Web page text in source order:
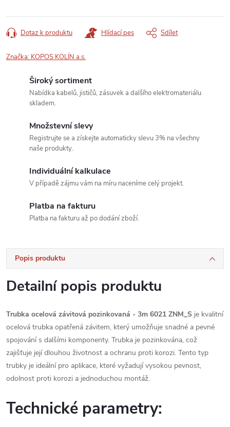
Dotaz k produktu Hlídací pes Sdílet
Značka: KOPOS KOLÍN a.s.
Široký sortiment
Nabídka kabelů, jističů, zásuvek a dalšího elektromateriálu
skladem.
Množstevní slevy
Registrujte se a získejte automaticky slevu 3% na všechny
naše produkty.
Individuální kalkulace
V případě zájmu vám na míru naceníme celý projekt.
Platba na fakturu
Platba na fakturu až po dodání zboží.
Popis produktu
Detailní popis produktu
Trubka ocelová závitová pozinkovaná - 3m 6021 ZNM_S je kvalitní
ocelová trubka opatřená závitem, který umožňuje snadné a pevné
spojování s dalšími komponenty. Trubka je pozinkována, což
zajišťuje její dlouhou životnost a ochranu proti korozi. Tento typ
trubky je ideální pro aplikace, které vyžadují vysokou pevnost,
odolnost proti korozi a jednoduchou montáž.
Technické parametry: